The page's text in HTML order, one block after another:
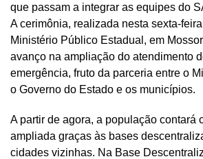
que passam a integrar as equipes do
A cerimônia, realizada nesta sexta-
Ministério Público Estadual, em
avanço na ampliação do atendimento
emergência, fruto da parceria entre o
o Governo do Estado e os municípios.
A partir de agora, a população contará
ampliada graças às bases
cidades vizinhas. Na Base